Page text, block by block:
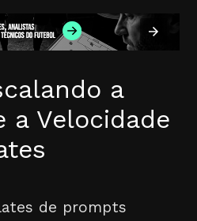
a
a Velocidade
de prompts